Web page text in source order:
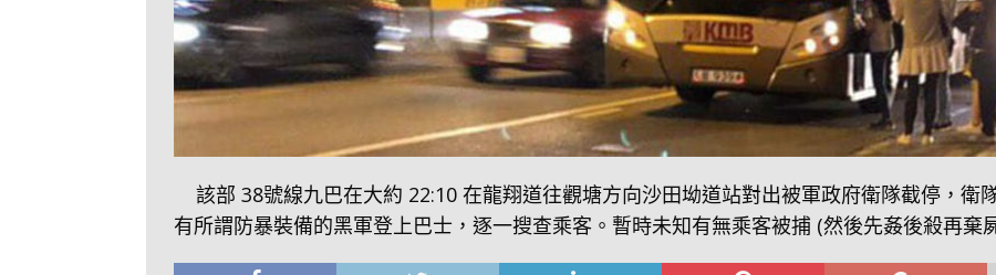
該部 38號線九巴在大約 22:10 在龍翔道往觀塘方向沙田坳道站對出被軍政府衛隊截停，衛
有所謂防暴裝備的黑軍登上巴士，逐一搜查乘客。暫時未知有無乘客被捕 (然後先姦後殺再棄